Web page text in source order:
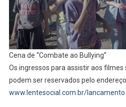
Cena de “Combate ao Bullying”
Os ingressos para assistir aos
podem ser reservados pelo
www.lentesocial.com.br/lancamento